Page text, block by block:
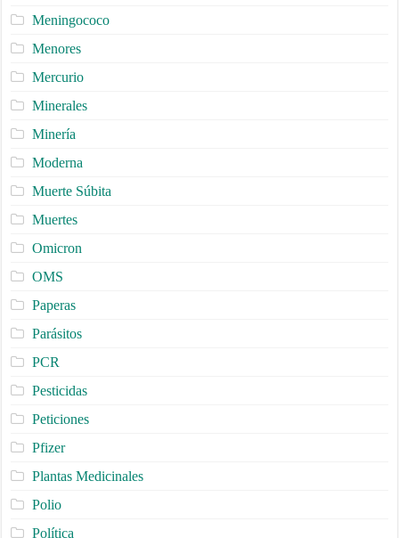
Meningococo
Menores
Mercurio
Minerales
Minería
Moderna
Muerte Súbita
Muertes
Omicron
OMS
Paperas
Parásitos
PCR
Pesticidas
Peticiones
Pfizer
Plantas Medicinales
Polio
Política